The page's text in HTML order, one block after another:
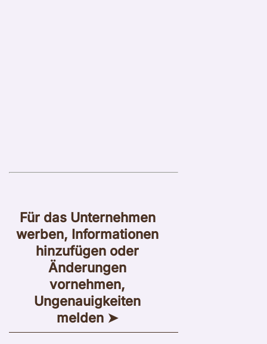
Für das Unternehmen
werben, Informationen
hinzufügen oder
Änderungen
vornehmen,
Ungenauigkeiten
melden ➤